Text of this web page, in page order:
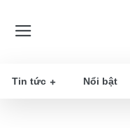
Tin tức Nổi bật